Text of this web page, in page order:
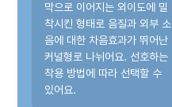
막으로 이어지는 외이도에 밀
착시킨 형태로 음질과 외부 소
음에 대한 차음효과가 뛰어난
커널형로 나뉘어요. 선호하는
착용 방법에 따라 선택할 수
있어요.